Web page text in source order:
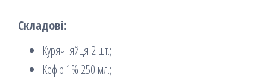
Складові:
Курячі яйця 2 шт.;
Кефір 1% 250 мл.;